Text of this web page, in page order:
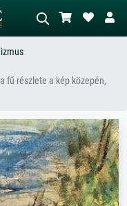
MI-képkereső
egy fa mellett.
fű részlete a kép közepén,